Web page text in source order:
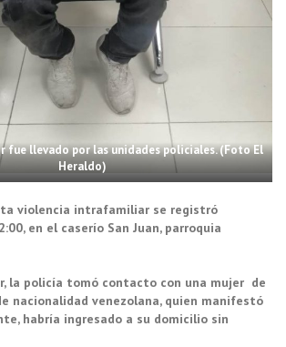
fue llevado por las unidades policiales. (Foto El
Heraldo)
violencia intrafamiliar se registró
en el caserío San Juan, parroquia
la policía tomó contacto con una mujer de
nacionalidad venezolana, quien manifestó
habría ingresado a su domicilio sin